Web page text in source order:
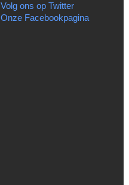
Volg ons op Twitter
Onze Facebookpagina